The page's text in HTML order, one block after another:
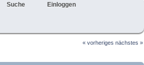
Suche Einloggen
« vorheriges nächstes »